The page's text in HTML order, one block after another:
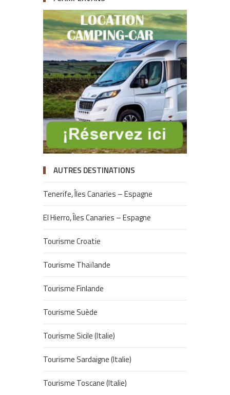
AUTRES DESTINATIONS
Tenerife, Îles Canaries – Espagne
El Hierro, Îles Canaries – Espagne
Tourisme Croatie
Tourisme Thaïlande
Tourisme Finlande
Tourisme Suède
Tourisme Sicile (Italie)
Tourisme Sardaigne (Italie)
Tourisme Toscane (Italie)